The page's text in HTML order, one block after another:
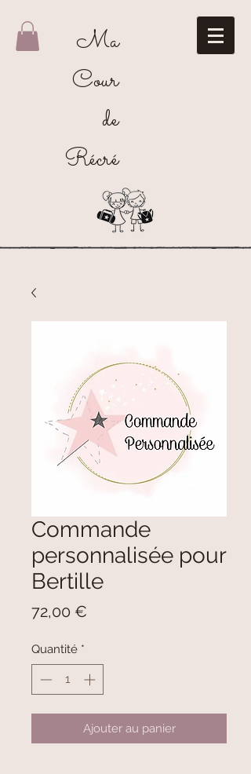
Ma
Cour
de
Récré
Commande
personnalisée pour
Bertille
72,00 €
Quantité *
Ajouter au panier